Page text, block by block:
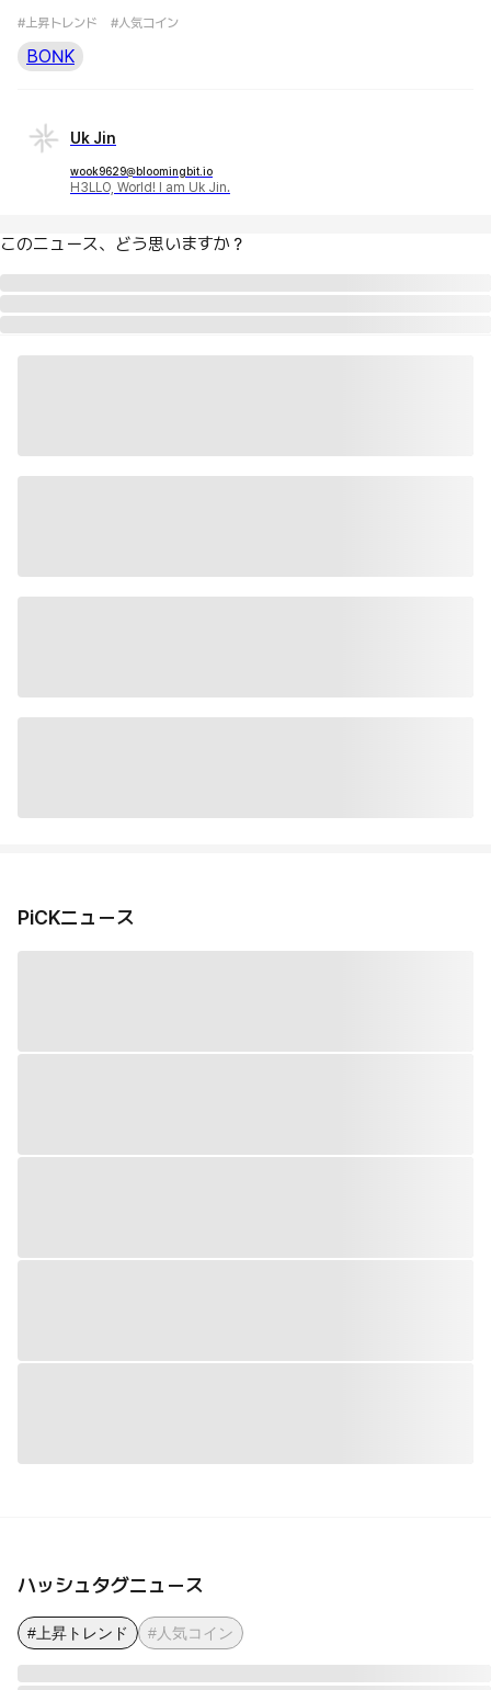
#上昇トレンド #人気コイン
BONK
Uk Jin
wook9629@bloomingbit.io
H3LLO, World! I am Uk Jin.
このニュース、どう思いますか？
PiCKニュース
ハッシュタグニュース
#上昇トレンド #人気コイン